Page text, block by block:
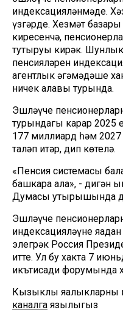
индексацияләнмәде.
үзгәрде. Хезмәт
киресенчә,
тутыруы кирәк.
пенсияләрен
агентлык әңгәмәдәше
ничек аңлавы турында.
Эшләүче
турындагы карар 2025
177 миллиард һәм
таләп итәр, дип көтелә.
«Пенсия системасы
башкара ала», - дигән
Думасы утырышында
Эшләүче
индексацияләүне
элегрәк Россия
итте. Ул бу хакта 7
икътисади форумында
Кызыклы яңалыкларны
каналга язылыгыз